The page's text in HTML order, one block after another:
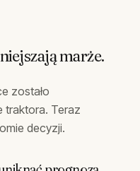
marże.
zostało
traktora. Teraz
decyzji.